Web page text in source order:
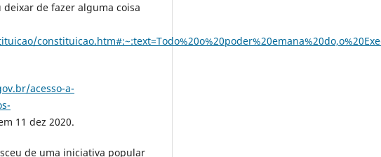
de fazer alguma coisa
acesso-a-
11 dez 2020.
de uma iniciativa popular